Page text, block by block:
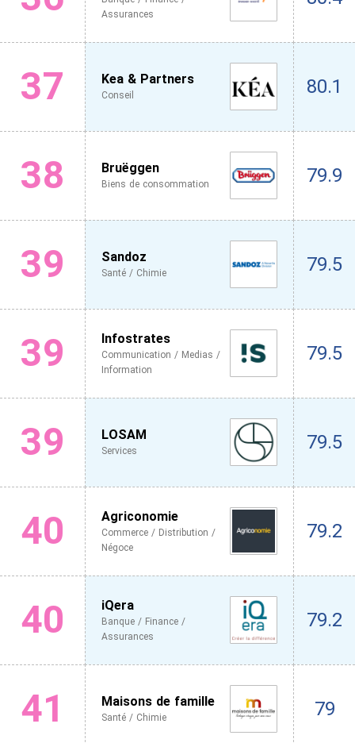
Assurances
37 Kea & Partners
Conseil 80.1
38 Bruëggen
Biens de consommation 79.9
39 Sandoz
Santé / Chimie 79.5
39 Infostrates
Communication / Medias /
Information
79.5
39 LOSAM
Services 79.5
40 Agriconomie
Commerce / Distribution /
Négoce
79.2
40 iQera
Banque / Finance /
Assurances
79.2
41 Maisons de famille
Santé / Chimie 79